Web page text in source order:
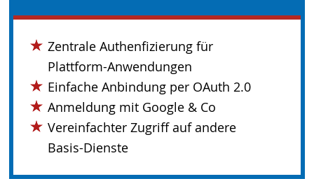
Zentrale Authenfizierung für
Plattform-Anwendungen
Einfache Anbindung per OAuth 2.0
Anmeldung mit Google & Co
Vereinfachter Zugriff auf andere
Basis-Dienste